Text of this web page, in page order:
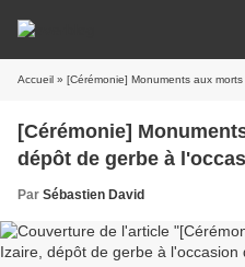
Accueil » [Cérémonie] Monuments aux morts de
[Cérémonie]
dépôt de gerbe à
Par Sébastien David